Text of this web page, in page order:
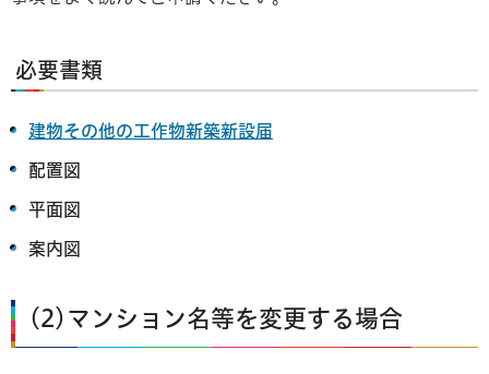
必要書類
建物その他の工作物新築新設届
配置図
平面図
案内図
(2)マンション名等を変更する場合